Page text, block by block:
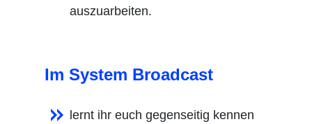
auszuarbeiten.
Im System Broadcast
lernt ihr euch gegenseitig kennen